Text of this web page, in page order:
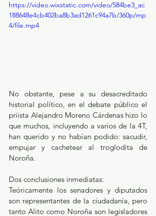
https://video.wixstatic.com/video/584be3_ac
188648e4cb402ba8b3ad1261c94a7b/360p/mp
4/file.mp4
No obstante, pese a su desacreditado
historial político, en el debate público el
priista Alejandro Moreno Cárdenas hizo lo
que muchos, incluyendo a varios de la 4T,
han querido y no habían podido: sacudir,
empujar y cachetear al troglodita de
Noroña.
Dos conclusiones inmediatas:
Teóricamente los senadores y diputados
son representantes de la ciudadanía, pero
tanto Alito como Noroña son legisladores